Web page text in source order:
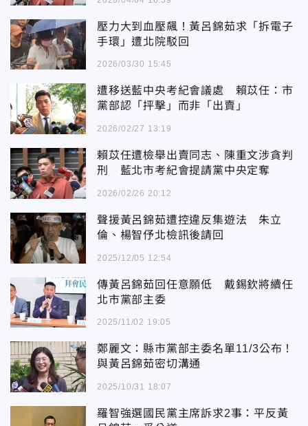
壓力大到血壓飆！黃呂錦茹求「拆電子
手環」遭北院駁回
2026/03/30 15:45
遭移送藍中央考紀會議處 賴苡任：市
黨部認「抨擊」而非「出賣」
2026/02/27 13:19
賴苡任遭檢舉出賣同志、陳重文涉貪判
刑 藍北市考紀會提請黨中央定奪
2026/02/26 20:12
聲援黃呂錦茹遭控違反集遊法 朱立
倫、楊智伃北檢訊後請回
2025/12/05 12:54
傳黃呂錦茹回任意願低 戴錫欽將續任
北市黨部主委
2025/11/02 19:05
鄭麗文：縣市黨部主委名單11/3公布！
與黃呂錦茹密切溝通
2025/10/31 18:07
羅智強選國民黨主席訴求2事：平反黃